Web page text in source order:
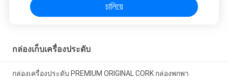
চালিয়ে
กล่องเก็บเครื่องประดับ
กล่องเครื่องประดับ PREMIUM ORIGINAL CORK กล่องพกพา